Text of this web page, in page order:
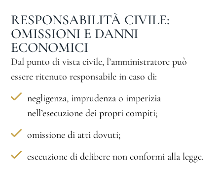
RESPONSABILITÀ CIVILE:
OMISSIONI E DANNI
ECONOMICI
Dal punto di vista civile, l’amministratore può
essere ritenuto responsabile in caso di:
negligenza, imprudenza o imperizia
nell’esecuzione dei propri compiti;
omissione di atti dovuti;
esecuzione di delibere non conformi alla legge.